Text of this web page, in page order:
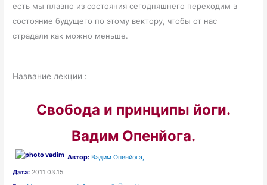
есть мы плавно из состояния сегодняшнего переходим в
состояние будущего по этому вектору, чтобы от нас
страдали как можно меньше.
Название лекции :
Свобода и принципы йоги.
Вадим Опенйога.
Автор: Вадим Опенйога,
Дата: 2011.03.15.